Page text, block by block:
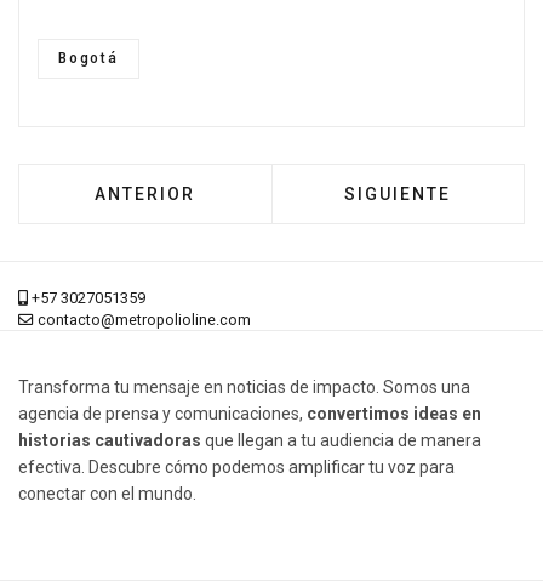
Bogotá
ARTÍCULO ANTERIOR: CONSEJO DE ESTADO
ANTERIOR ARTÍCULO
SIGUIENTE
+57 3027051359
contacto@metropolioline.com
Transforma tu mensaje en noticias de impacto. Somos una
agencia de prensa y comunicaciones, convertimos ideas en
historias cautivadoras que llegan a tu audiencia de manera
efectiva. Descubre cómo podemos amplificar tu voz para
conectar con el mundo.